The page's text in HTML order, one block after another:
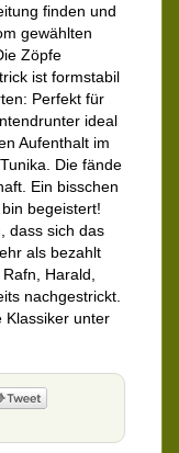
finden und
gewählten
Zöpfe
ist formstabil
Perfekt für
ideal
Aufenthalt im
Die fände
Ein bisschen
begeistert!
dass sich das
als bezahlt
Harald,
nachgestrickt.
Klassiker unter